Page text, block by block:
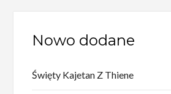
Nowo dodane
Święty Kajetan Z Thiene